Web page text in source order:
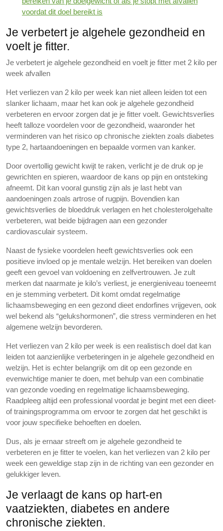
voordat dit doel bereikt is
Je verbetert je algehele gezondheid en
voelt je fitter.
Je verbetert je algehele gezondheid en voelt je fitter met 2 kilo per
week afvallen
Het verliezen van 2 kilo per week kan niet alleen leiden tot een
slanker lichaam, maar het kan ook je algehele gezondheid
verbeteren en ervoor zorgen dat je je fitter voelt. Gewichtsverlies
heeft talloze voordelen voor de gezondheid, waaronder het
verminderen van het risico op chronische ziekten zoals diabetes
type 2, hartaandoeningen en bepaalde vormen van kanker.
Door overtollig gewicht kwijt te raken, verlicht je de druk op je
gewrichten en spieren, waardoor de kans op pijn en ontsteking
afneemt. Dit kan vooral gunstig zijn als je last hebt van
aandoeningen zoals artrose of rugpijn. Bovendien kan
gewichtsverlies de bloeddruk verlagen en het cholesterolgehalte
verbeteren, wat beide bijdragen aan een gezonder
cardiovasculair systeem.
Naast de fysieke voordelen heeft gewichtsverlies ook een
positieve invloed op je mentale welzijn. Het bereiken van doelen
geeft een gevoel van voldoening en zelfvertrouwen. Je zult
merken dat naarmate je kilo’s verliest, je energieniveau toeneemt
en je stemming verbetert. Dit komt omdat regelmatige
lichaamsbeweging en een gezond dieet endorfines vrijgeven, ook
wel bekend als “gelukshormonen”, die stress verminderen en het
algemene welzijn bevorderen.
Het verliezen van 2 kilo per week is een realistisch doel dat kan
leiden tot aanzienlijke verbeteringen in je algehele gezondheid en
welzijn. Het is echter belangrijk om dit op een gezonde en
evenwichtige manier te doen, met behulp van een combinatie
van gezonde voeding en regelmatige lichaamsbeweging.
Raadpleeg altijd een professional voordat je begint met een dieet-
of trainingsprogramma om ervoor te zorgen dat het geschikt is
voor jouw specifieke behoeften en doelen.
Dus, als je ernaar streeft om je algehele gezondheid te
verbeteren en je fitter te voelen, kan het verliezen van 2 kilo per
week een geweldige stap zijn in de richting van een gezonder en
gelukkiger leven.
Je verlaagt de kans op hart-en
vaatziekten, diabetes en andere
chronische ziekten.